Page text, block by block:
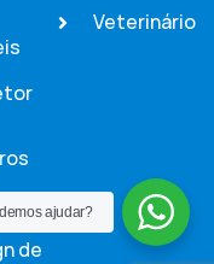
de
Veterinário
ajudar?